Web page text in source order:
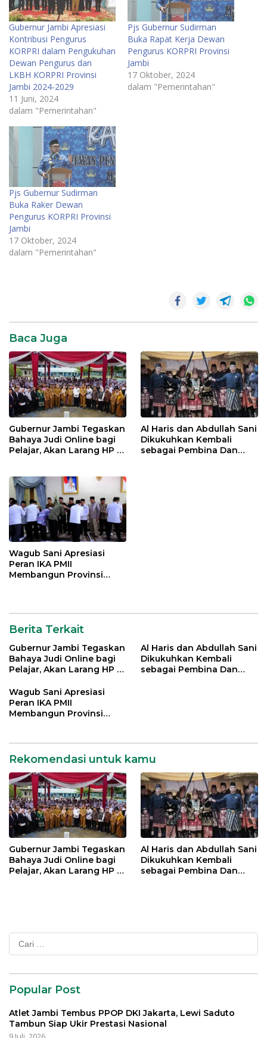
Gubernur Jambi Apresiasi
Kontribusi Pengurus
KORPRI dalam Pengukuhan
Dewan Pengurus dan
LKBH KORPRI Provinsi
Jambi 2024-2029
11 Juni, 2024
dalam "Pemerintahan"
Pjs Gubernur Sudirman
Buka Rapat Kerja Dewan
Pengurus KORPRI Provinsi
Jambi
17 Oktober, 2024
dalam "Pemerintahan"
Pjs Gubernur Sudirman
Buka Raker Dewan
Pengurus KORPRI Provinsi
Jambi
17 Oktober, 2024
dalam "Pemerintahan"
Pemprov
jambi
Baca Juga
Gubernur Jambi Tegaskan
Bahaya Judi Online bagi
Pelajar, Akan Larang HP di
Al Haris dan Abdullah Sani
Dikukuhkan Kembali
sebagai Pembina Dan
Wagub Sani Apresiasi
Peran IKA PMII
Membangun Provinsi
Berita Terkait
Gubernur Jambi Tegaskan
Bahaya Judi Online bagi
Pelajar, Akan Larang HP di
Al Haris dan Abdullah Sani
Dikukuhkan Kembali
sebagai Pembina Dan
Wagub Sani Apresiasi
Peran IKA PMII
Membangun Provinsi
Rekomendasi untuk kamu
Gubernur Jambi Tegaskan
Bahaya Judi Online bagi
Pelajar, Akan Larang HP di
Al Haris dan Abdullah Sani
Dikukuhkan Kembali
sebagai Pembina Dan
Cari
untuk:
Popular Post
Atlet Jambi Tembus PPOP DKI Jakarta, Lewi Saduto
Tambun Siap Ukir Prestasi Nasional